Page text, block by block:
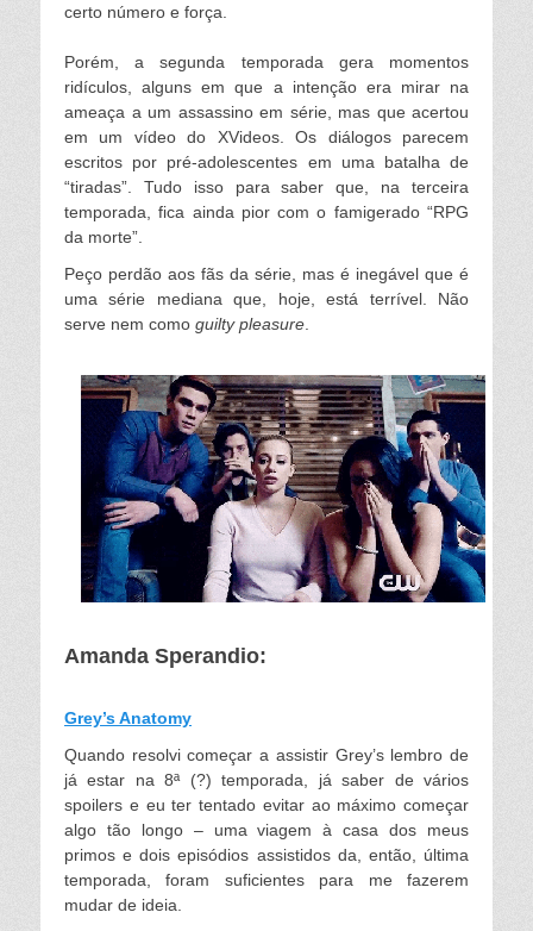
certo número e força.
Porém, a segunda temporada gera momentos
ridículos, alguns em que a intenção era mirar na
ameaça a um assassino em série, mas que acertou
em um vídeo do XVideos. Os diálogos parecem
escritos por pré-adolescentes em uma batalha de
“tiradas”. Tudo isso para saber que, na terceira
temporada, fica ainda pior com o famigerado “RPG
da morte”.
Peço perdão aos fãs da série, mas é inegável que é
uma série mediana que, hoje, está terrível. Não
serve nem como guilty pleasure
Amanda Sperandio:
Grey’s Anatomy
Quando resolvi começar a assistir Grey’s lembro de
já estar na 8ª (?) temporada, já saber de vários
spoilers e eu ter tentado evitar ao máximo começar
algo tão longo – uma viagem à casa dos meus
primos e dois episódios assistidos da, então, última
temporada, foram suficientes para me fazerem
mudar de ideia.